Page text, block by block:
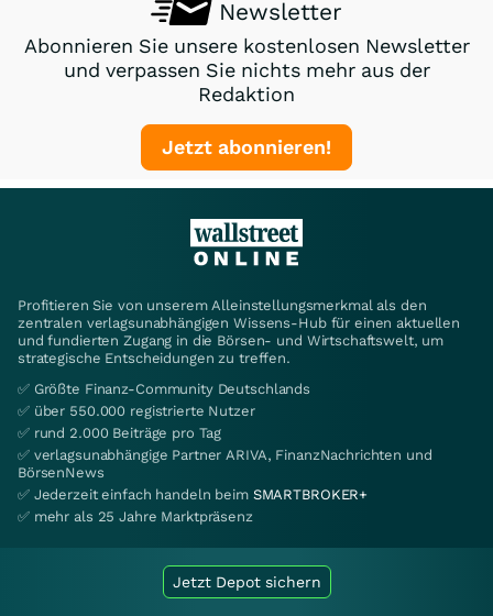
Newsletter
Abonnieren Sie unsere kostenlosen Newsletter
und verpassen Sie nichts mehr aus der
Redaktion
Jetzt abonnieren!
Profitieren Sie von unserem Alleinstellungsmerkmal als den
zentralen verlagsunabhängigen Wissens-Hub für einen aktuellen
und fundierten Zugang in die Börsen- und Wirtschaftswelt, um
strategische Entscheidungen zu treffen.
✅ Größte Finanz-Community Deutschlands
✅ über 550.000 registrierte Nutzer
✅ rund 2.000 Beiträge pro Tag
✅ verlagsunabhängige Partner ARIVA, FinanzNachrichten und
BörsenNews
✅ Jederzeit einfach handeln beim SMARTBROKER+
✅ mehr als 25 Jahre Marktpräsenz
Jetzt Depot sichern